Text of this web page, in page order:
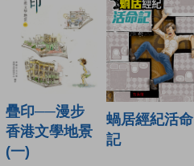
疊印──漫步
香港文學地景
(一)
蝸居經紀活命
記